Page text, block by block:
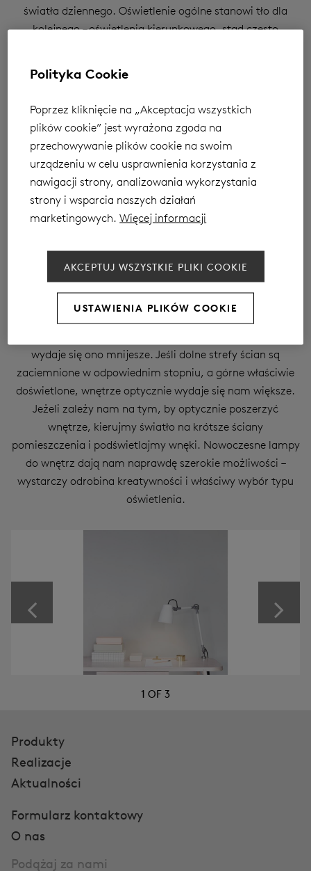
światła dziennego. Oświetlenie ogólne stanowi tło dla
kolejnego – oświetlenia kierunkowego, stąd często
zadanie doświetlić wybrane miejsce wnętrza – może to
stołem w jadalni, czy lampa oświetlająca biurko, przy
którym pracujemy. Kolejnym rodzajem oświetlenia wnętrz
jest oświetlenie dekoracyjne, którego zadaniem jest
zbudowanie odpowiedniego klimatu pomieszczenia –
mówi nam przedstawiciel firmy Aurora – Technika
Świetlna z Serocka. Jak oświetlenie optycznie powiększa
pomieszczenia? Jeżeli zależy nam na tym, by optycznie
kilkoma prostymi zasadami przy wyborze oświetlenia.
Możemy zdecydować się na elementy oświetlenia, które
będą skierowane na sufit – to w subiektywnym odczuciu
wydaje się ono mnijesze. Jeśli dolne strefy ścian są
zaciemnione w odpowiednim stopniu, a górne właściwie
doświetlone, wnętrze optycznie wydaje się nam większe.
Jeżeli zależy nam na tym, by optycznie poszerzyć
wnętrze, kierujmy światło na krótsze ściany
pomieszczenia i podświetlajmy wnęki. Nowoczesne lampy
do wnętrz dają nam naprawdę szerokie możliwości –
wystarczy odrobina kreatywności i właściwy wybór typu
oświetlenia.
1 OF 3
Produkty
Realizacje
Aktualności
Formularz kontaktowy
O nas
Podążaj za nami
Polityka Cookie
Poprzez kliknięcie na „Akceptacja wszystkich
plików cookie” jest wyrażona zgoda na
przechowywanie plików cookie na swoim
urządzeniu w celu usprawnienia korzystania z
nawigacji strony, analizowania wykorzystania
strony i wsparcia naszych działań
marketingowych.Więcej informacji
AKCEPTUJ WSZYSTKIE PLIKI COOKIE
USTAWIENIA PLIKÓW COOKIE